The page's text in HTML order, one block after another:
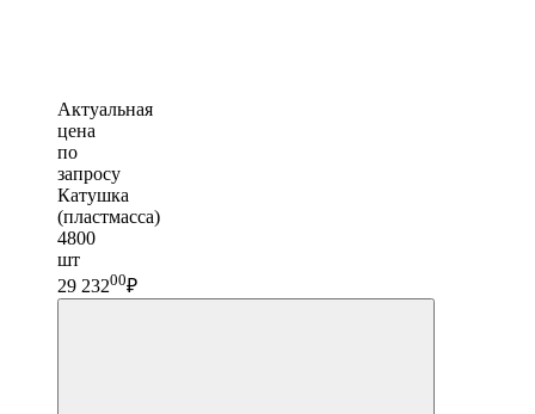
Актуальная
цена
по
запросу
Катушка
(пластмасса)
4800
шт
29 23200₽